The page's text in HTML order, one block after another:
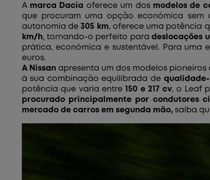
A marca Dacia oferece um dos modelos de
que procuram uma opção económica
autonomia de305 km, oferece uma potência
km/h, tornando-o perfeito paradeslocações
prática, económica e sustentável. Para uma
euros.
A Nissanapresenta um dos modelos pioneiros
à sua combinação equilibrada de
potência que varia entre150 e 217 cv, o Leaf
procurado principalmente por condutores
mercado de carros em segunda mão,saiba